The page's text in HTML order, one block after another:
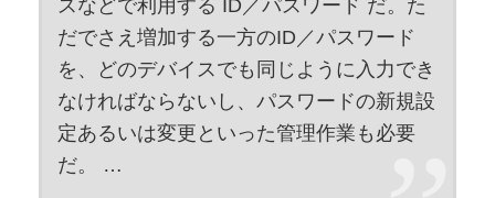
スなどで利用する ID／パスワード だ。た
だでさえ増加する一方のID／パスワード
を、どのデバイスでも同じように入力でき
なければならないし、パスワードの新規設
定あるいは変更といった管理作業も必要
だ。 …